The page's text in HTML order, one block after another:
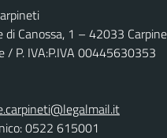
di Canossa, 1 – 42033
/ P. IVA:P.IVA 00445630353
0522 615001